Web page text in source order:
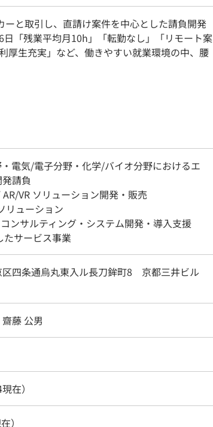
と取引し、直請け案件を中心とした請負開発
「残業平均月10h」「転勤なし」「リモート案
厚生充実」など、働きやすい就業環境の中、腰
電気/電子分野・化学/バイオ分野におけるエ
請負
VR ソリューション開発・販売
リューション
ンサルティング・システム開発・導入支援
たサービス事業
区四条通烏丸東入ル長刀鉾町8 京都三井ビル
藤 公男
在）
）